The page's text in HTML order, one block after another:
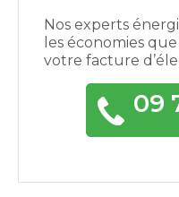
Nos experts
les économies
votre facture
09